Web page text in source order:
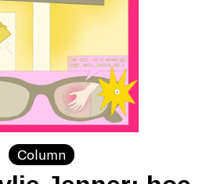
Column